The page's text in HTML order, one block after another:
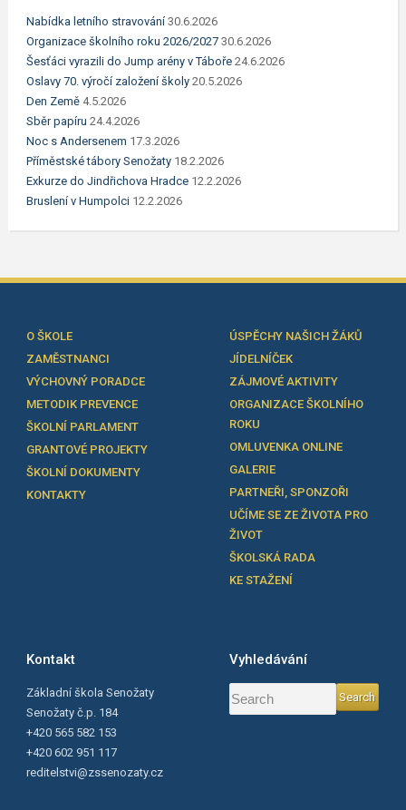
Nabídka letního stravování 30.6.2026
Organizace školního roku 2026/2027 30.6.2026
Šesťáci vyrazili do Jump arény v Táboře 24.6.2026
Oslavy 70. výročí založení školy 20.5.2026
Den Země 4.5.2026
Sběr papíru 24.4.2026
Noc s Andersenem 17.3.2026
Příměstské tábory Senožaty 18.2.2026
Exkurze do Jindřichova Hradce 12.2.2026
Bruslení v Humpolci 12.2.2026
O ŠKOLE
ZAMĚSTNANCI
VÝCHOVNÝ PORADCE
METODIK PREVENCE
ŠKOLNÍ PARLAMENT
GRANTOVÉ PROJEKTY
ŠKOLNÍ DOKUMENTY
KONTAKTY
ÚSPĚCHY NAŠICH ŽÁKŮ
JÍDELNÍČEK
ZÁJMOVÉ AKTIVITY
ORGANIZACE ŠKOLNÍHO
ROKU
OMLUVENKA ONLINE
GALERIE
PARTNEŘI, SPONZOŘI
UČÍME SE ZE ŽIVOTA PRO
ŽIVOT
ŠKOLSKÁ RADA
KE STAŽENÍ
Kontakt
Základní škola Senožaty
Senožaty č.p. 184
+420 565 582 153
+420 602 951 117
reditelstvi@zssenozaty.cz
Vyhledávání